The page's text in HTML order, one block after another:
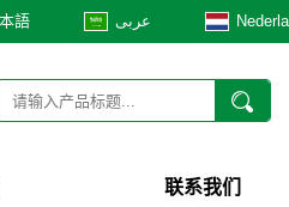
語 عربى
联系我们